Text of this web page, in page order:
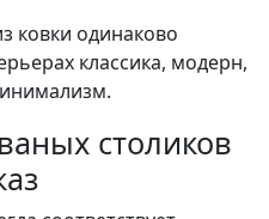
ковки одинаково
классика, модерн,
столиков